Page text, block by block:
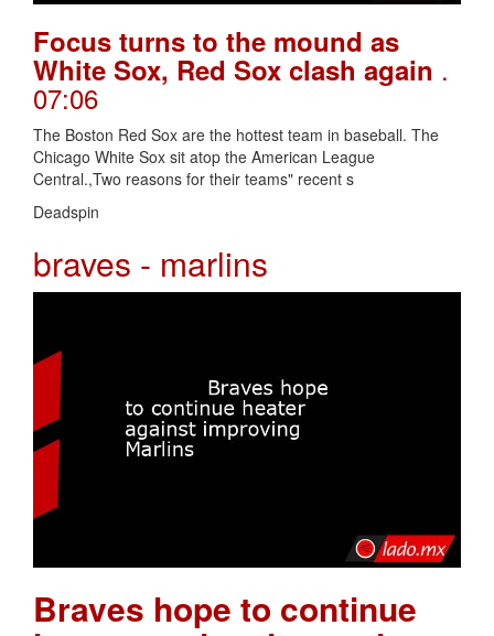
Focus turns to the mound as
White Sox, Red Sox clash again .
07:06
The Boston Red Sox are the hottest team in baseball. The
Chicago White Sox sit atop the American League
Central.,Two reasons for their teams" recent s
Deadspin
braves - marlins
Braves hope to continue